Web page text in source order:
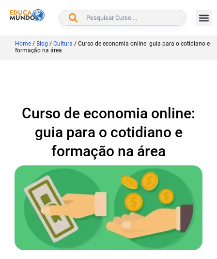
BUSCAR
Home / Blog / Cultura / Curso de economia online: guia para o cotidiano e
formação na área
Curso de economia online:
guia para o cotidiano e
formação na área